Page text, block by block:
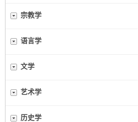
宗教学
语言学
文学
艺术学
历史学